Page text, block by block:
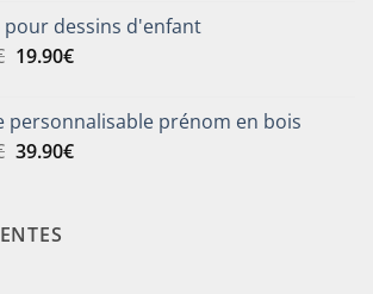
était :
65.00€.
est :
59.00€.
pour dessins d'enfant
Le
était :
25.90€.
19.90€Le
est :
19.90€.
personnalisable prénom en bois
Le
était :
59.90€.
39.90€Le